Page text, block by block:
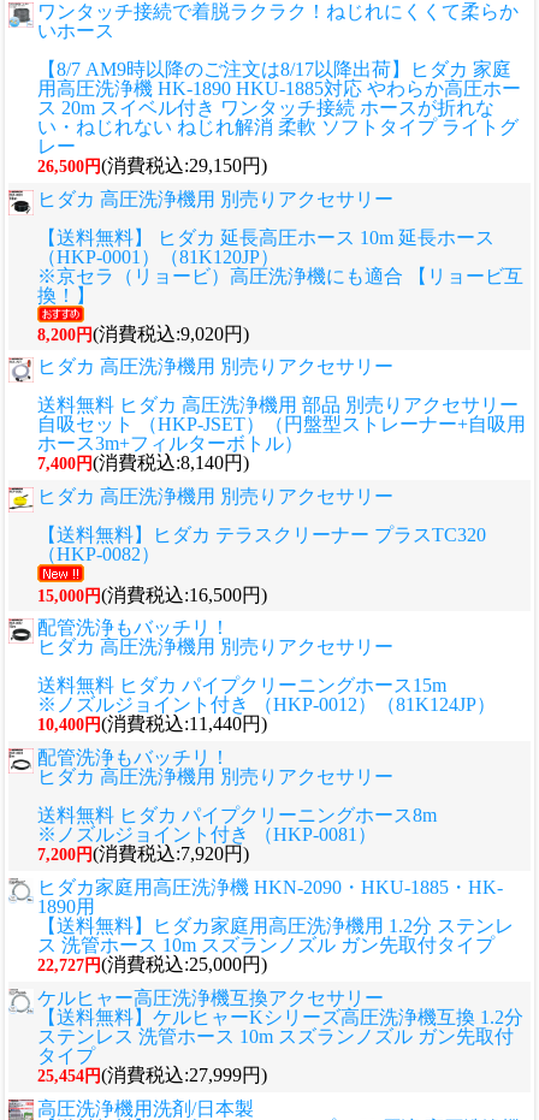
ワンタッチ接続で着脱ラクラク！ねじれにくくて柔らか
いホース
【8/7 AM9時以降のご注文は8/17以降出荷】ヒダカ 家庭
用高圧洗浄機 HK-1890 HKU-1885対応 やわらか高圧ホー
ス 20m スイベル付き ワンタッチ接続 ホースが折れな
い・ねじれない ねじれ解消 柔軟 ソフトタイプ ライトグ
レー
26,500円(消費税込:29,150円)
ヒダカ 高圧洗浄機用 別売りアクセサリー
【送料無料】 ヒダカ 延長高圧ホース 10m 延長ホース
（HKP-0001）（81K120JP）
※京セラ（リョービ）高圧洗浄機にも適合 【リョービ互
換！】
8,200円(消費税込:9,020円)
ヒダカ 高圧洗浄機用 別売りアクセサリー
送料無料 ヒダカ 高圧洗浄機用 部品 別売りアクセサリー
自吸セット （HKP-JSET）（円盤型ストレーナー+自吸用
ホース3m+フィルターボトル）
7,400円(消費税込:8,140円)
ヒダカ 高圧洗浄機用 別売りアクセサリー
【送料無料】ヒダカ テラスクリーナー プラスTC320
（HKP-0082）
15,000円(消費税込:16,500円)
配管洗浄もバッチリ！
ヒダカ 高圧洗浄機用 別売りアクセサリー
送料無料 ヒダカ パイプクリーニングホース15m
※ノズルジョイント付き （HKP-0012）（81K124JP）
10,400円(消費税込:11,440円)
配管洗浄もバッチリ！
ヒダカ 高圧洗浄機用 別売りアクセサリー
送料無料 ヒダカ パイプクリーニングホース8m
※ノズルジョイント付き （HKP-0081）
7,200円(消費税込:7,920円)
ヒダカ家庭用高圧洗浄機 HKN-2090・HKU-1885・HK-
1890用
【送料無料】ヒダカ家庭用高圧洗浄機用 1.2分 ステンレ
ス 洗管ホース 10m スズランノズル ガン先取付タイプ
22,727円(消費税込:25,000円)
ケルヒャー高圧洗浄機互換アクセサリー
【送料無料】ケルヒャーKシリーズ高圧洗浄機互換 1.2分
ステンレス 洗管ホース 10m スズランノズル ガン先取付
タイプ
25,454円(消費税込:27,999円)
高圧洗浄機用洗剤/日本製